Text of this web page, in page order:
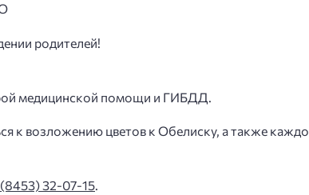
родителей!
медицинской помощи и ГИБДД.
к возложению цветов к Обелиску, а также
(8453) 32-07-15.